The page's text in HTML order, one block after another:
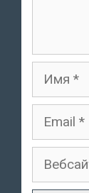
Имя
Email
Вебсайт